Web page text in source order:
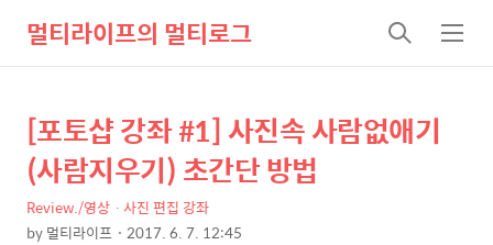
멀티라이프의 멀티로그
검
색
메
뉴
상
세
컨
텐
본
문
제
목
[포토샵 강좌 #1] 사진속 사람없애기
(사람지우기) 초간단 방법
Review./영상ㆍ사진 편집 강좌
by멀티라이프 2017. 6. 7. 12:45